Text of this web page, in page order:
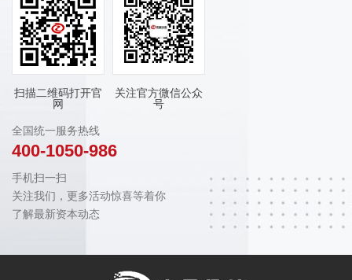
扫描二维码打开官
网
关注官方微信公众
号
全国统一服务热线
400-1050-986
手机扫一扫
关注我们，更多活动惊喜等着你
了解最新资本动态